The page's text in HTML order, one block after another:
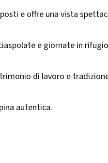
e offre una vista
e giornate in
di lavoro e
autentica.​